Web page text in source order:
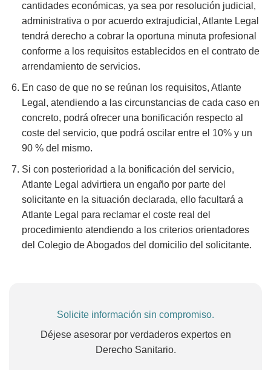
cantidades económicas, ya sea por resolución judicial,
administrativa o por acuerdo extrajudicial, Atlante Legal
tendrá derecho a cobrar la oportuna minuta profesional
conforme a los requisitos establecidos en el contrato de
arrendamiento de servicios.
En caso de que no se reúnan los requisitos, Atlante
Legal, atendiendo a las circunstancias de cada caso en
concreto, podrá ofrecer una bonificación respecto al
coste del servicio, que podrá oscilar entre el 10% y un
90 % del mismo.
Si con posterioridad a la bonificación del servicio,
Atlante Legal advirtiera un engaño por parte del
solicitante en la situación declarada, ello facultará a
Atlante Legal para reclamar el coste real del
procedimiento atendiendo a los criterios orientadores
del Colegio de Abogados del domicilio del solicitante.
Solicite información sin compromiso.
Déjese asesorar por verdaderos expertos en
Derecho Sanitario.